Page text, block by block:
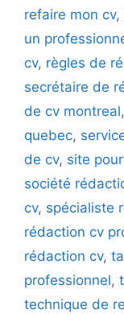
refaire mon cv,
un
cv, règles de
secrétaire de
de cv montreal,
quebec,
de cv, site
société
cv, spécialiste
rédaction cv
rédaction cv,
professionnel,
technique de